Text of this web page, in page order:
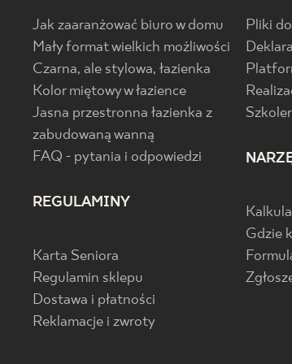
Jak zaaranżować biuro w domu
Mały format wielkich możliwości
Czarna, ale stylowa, łazienka
Kolor miętowy w łazience
Jasna przestronna łazienka z
zabudowaną wanną
FAQ - pytania i odpowiedzi
REGULAMINY
Karta Seniora
Regulamin sklepu
Dostawa i płatności
Reklamacje i zwroty
Pliki
Gdzie